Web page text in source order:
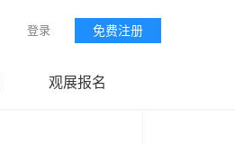
登录 免费注册
观展报名